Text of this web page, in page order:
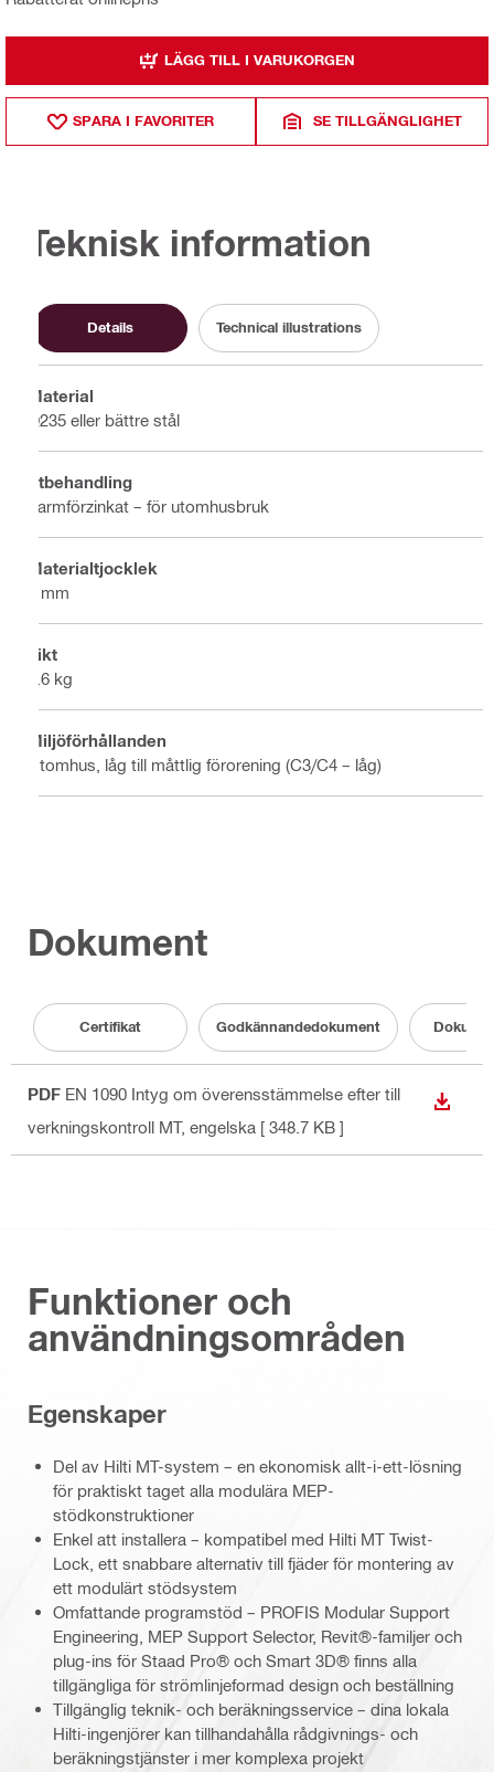
LÄGG TILL I VARUKORGEN
SPARA I FAVORITER SE TILLGÄNGLIGHET
Teknisk information
Details Technical illustrations
Material
Q235 eller bättre stål
Ytbehandling
Varmförzinkat – för utomhusbruk
Materialtjocklek
4 mm
Vikt
0.6 kg
Miljöförhållanden
Utomhus, låg till måttlig förorening (C3/C4 – låg)
Dokument
Certifikat Godkännandedokument
PDF EN 1090 Intyg om överensstämmelse efter till
verkningskontroll MT, engelska [ 348.7 KB ]
LADDA
Funktioner och
användningsområden
Egenskaper
Del av Hilti MT-system – en ekonomisk allt-i-ett-lösning
för praktiskt taget alla modulära MEP-
stödkonstruktioner
Enkel att installera – kompatibel med Hilti MT Twist-
Lock, ett snabbare alternativ till fjäder för montering av
ett modulärt stödsystem
Omfattande programstöd – PROFIS Modular Support
Engineering, MEP Support Selector, Revit®-familjer och
plug-ins för Staad Pro® och Smart 3D® finns alla
tillgängliga för strömlinjeformad design och beställning
Tillgänglig teknik- och beräkningsservice – dina lokala
Hilti-ingenjörer kan tillhandahålla rådgivnings- och
beräkningstjänster i mer komplexa projekt